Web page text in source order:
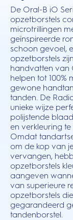
De Oral-B iO
opzetborstels
microtrillingen
geïnspireerde
schoon gevoel,
opzetborstels
handvatten van
helpen tot 100%
gewone
tanden. De
unieke wijze
polijstende
en verkleuring
Omdat
om de kop van
vervangen,
opzetborstels
aangeven
van superieure
opzetborstels
gegarandeerd
tandenborstel.